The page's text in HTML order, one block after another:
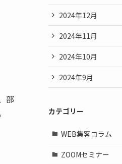
部
2024年12月
2024年11月
2024年10月
2024年9月
カテゴリー
WEB集客コラム
ZOOMセミナー